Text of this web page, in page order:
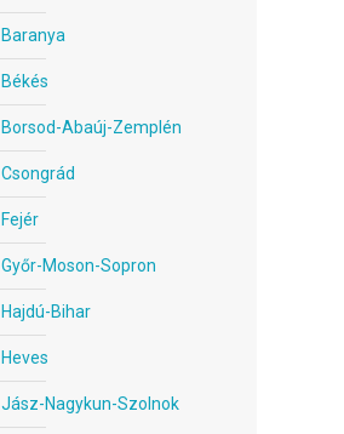
Baranya
Békés
Borsod-Abaúj-Zemplén
Csongrád
Fejér
Győr-Moson-Sopron
Hajdú-Bihar
Heves
Jász-Nagykun-Szolnok